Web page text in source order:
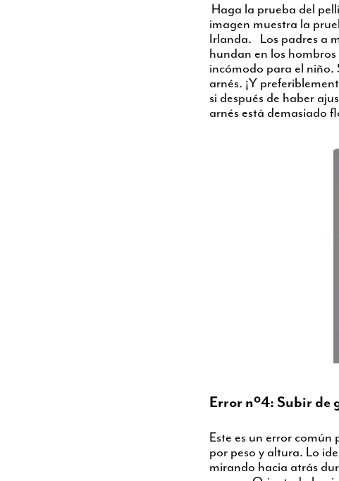
Haga la prueba del
imagen muestra la
Irlanda. Los padres a
hundan en los
incómodo para el niño.
arnés. ¡Y
si después de haber
arnés está demasiado
Error nº4: Subir de
Este es un error
por peso y altura. Lo
mirando hacia atrás